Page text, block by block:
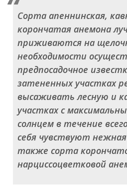
Сорта апеннинская,
корончатая анемона
приживаются на
необходимости
предпосадочное
затененных участках
высаживать лесную и
участках с
солнцем в течение
себя чувствуют
также сорта
нарциссоцветковой